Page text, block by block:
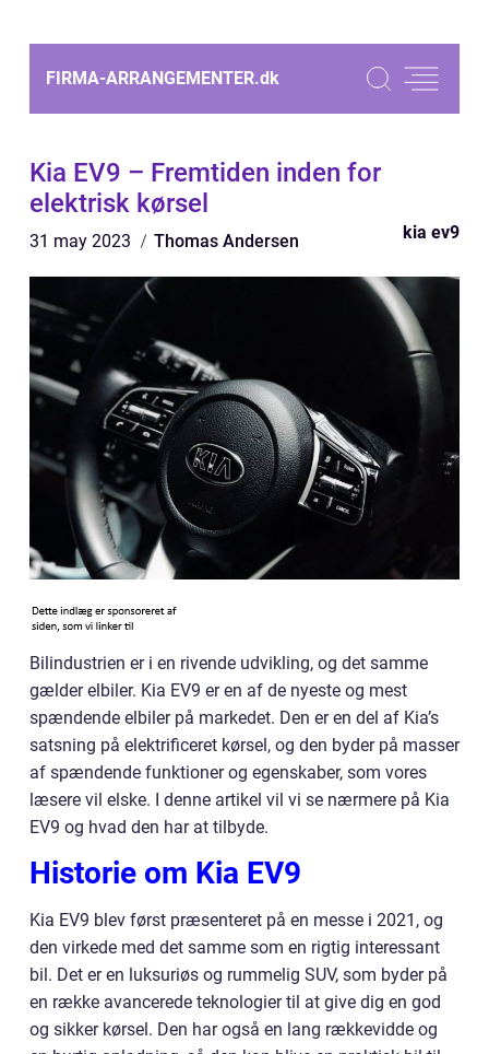
FIRMA-ARRANGEMENTER.dk
Kia EV9 – Fremtiden inden for
elektrisk kørsel
31 may 2023 Thomas Andersen kia ev9
Bilindustrien er i en rivende udvikling, og det samme
gælder elbiler. Kia EV9 er en af de nyeste og mest
spændende elbiler på markedet. Den er en del af Kia’s
satsning på elektrificeret kørsel, og den byder på masser
af spændende funktioner og egenskaber, som vores
læsere vil elske. I denne artikel vil vi se nærmere på Kia
EV9 og hvad den har at tilbyde.
Historie om Kia EV9
Kia EV9 blev først præsenteret på en messe i 2021, og
den virkede med det samme som en rigtig interessant
bil. Det er en luksuriøs og rummelig SUV, som byder på
en række avancerede teknologier til at give dig en god
og sikker kørsel. Den har også en lang rækkevidde og